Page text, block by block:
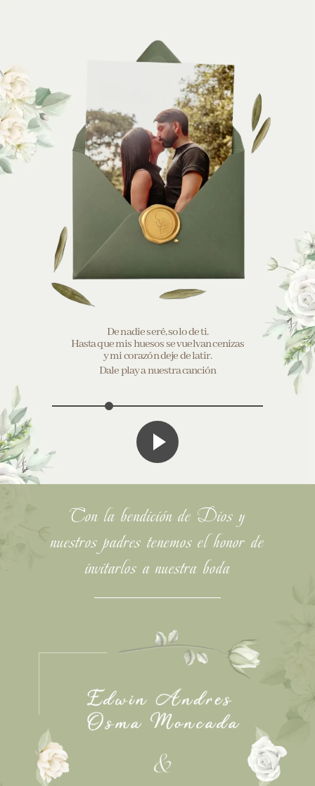
De nadie seré, solo de ti.
Hasta que mis huesos se vuelvan cenizas
y mi corazón deje de latir.
Dale play a nuestra canción
Con la bendición de Dios y
nuestros padres tenemos el honor de
invitarlos a nuestra boda